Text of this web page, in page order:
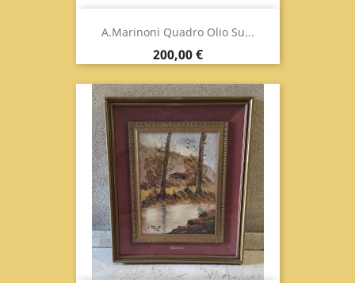
A.Marinoni Quadro Olio Su...
Prezzo
200,00 €